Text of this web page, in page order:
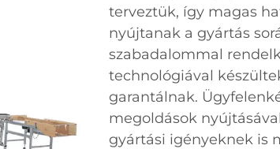
terveztük, így magas
nyújtanak a gyártás
szabadalommal
technológiával
garantálnak.
megoldások
gyártási igényeknek is